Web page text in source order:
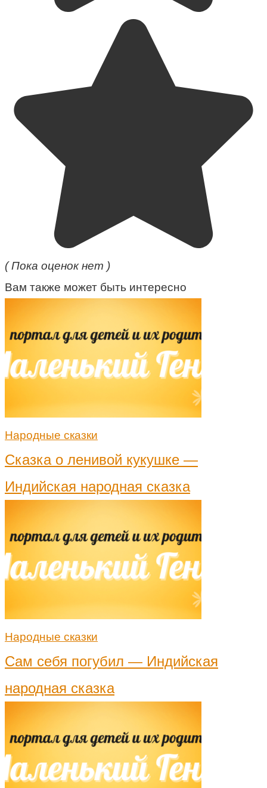
( Пока оценок нет )
Вам также может быть интересно
Народные сказки
Сказка о ленивой кукушке —
Индийская народная сказка
Народные сказки
Сам себя погубил — Индийская
народная сказка